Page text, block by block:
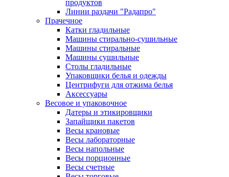
продуктов
Линии раздачи "Радапро"
Прачечное
Катки гладильные
Машины стирально-сушильные
Машины стиральные
Машины сушильные
Столы гладильные
Упаковщики белья и одежды
Центрифуги для отжима белья
Аксессуары
Весовое и упаковочное
Датеры и этикировщики
Запайщики пакетов
Весы крановые
Весы лабораторные
Весы напольные
Весы порционные
Весы счетные